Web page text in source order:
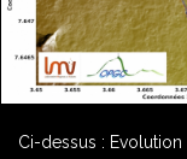
Ci-dessus : Evolution